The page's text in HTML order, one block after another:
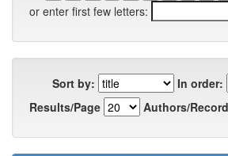
or enter first few letters:
Sort by:
In order:
Results/Page
Authors/